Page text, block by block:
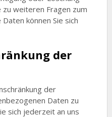
weiteren Fragen zum
können Sie sich
der
der
Daten zu
sich jederzeit an uns